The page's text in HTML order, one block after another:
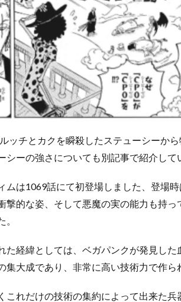
ッチとカクを瞬殺したステューシーから
シーの強さについても別記事で紹介して
ムは1069話にて初登場しました、登場
撃的な姿、そして悪魔の実の能力も持
。
た経緯としては、ベガパンクが発見し
集大成であり、非常に高い技術力で作ら
これだけの技術の集約によって出来た